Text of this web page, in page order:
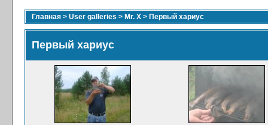
Главная > User galleries > Mr. X > Первый хариус
Первый хариус